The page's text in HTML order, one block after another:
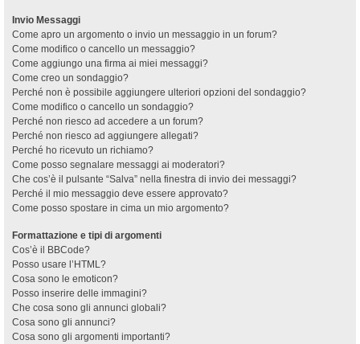
Invio Messaggi
Come apro un argomento o invio un messaggio in un forum?
Come modifico o cancello un messaggio?
Come aggiungo una firma ai miei messaggi?
Come creo un sondaggio?
Perché non è possibile aggiungere ulteriori opzioni del sondaggio?
Come modifico o cancello un sondaggio?
Perché non riesco ad accedere a un forum?
Perché non riesco ad aggiungere allegati?
Perché ho ricevuto un richiamo?
Come posso segnalare messaggi ai moderatori?
Che cos’è il pulsante “Salva” nella finestra di invio dei messaggi?
Perché il mio messaggio deve essere approvato?
Come posso spostare in cima un mio argomento?
Formattazione e tipi di argomenti
Cos’è il BBCode?
Posso usare l’HTML?
Cosa sono le emoticon?
Posso inserire delle immagini?
Che cosa sono gli annunci globali?
Cosa sono gli annunci?
Cosa sono gli argomenti importanti?